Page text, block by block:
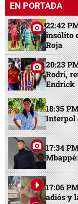
EN PORTADA
22:42
insólito
Roja
20:23
Rodri,
Endrick
18:35
Interpol
17:34
17:06
adiós y